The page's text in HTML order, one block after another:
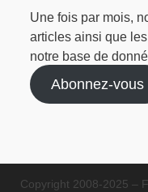
Une fois par mois,
articles ainsi que
notre base de
Abonnez-vous
Copyright 2008-2025 –